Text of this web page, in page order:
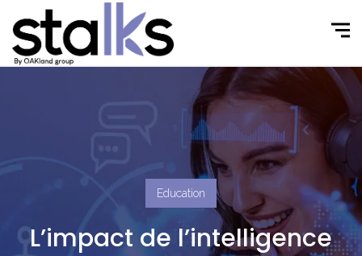
Education
L’impact de l’intelligence